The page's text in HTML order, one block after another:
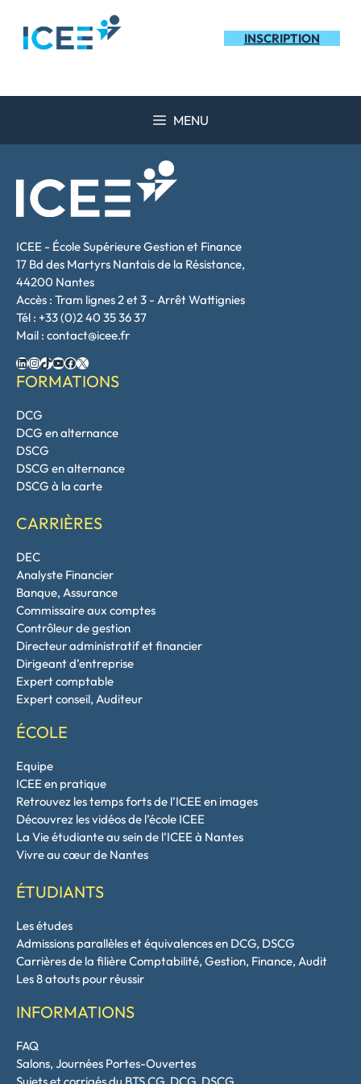
contenu
INSCRIPTION
MENU
ICEE - École Supérieure Gestion et Finance
17 Bd des Martyrs Nantais de la Résistance,
44200 Nantes
Accès : Tram lignes 2 et 3 - Arrêt Wattignies
Tél : +33 (0)2 40 35 36 37
Mail : contact@icee.fr
LinkedIn
Instagram
TikTok
YouTube
Facebook
X
FORMATIONS
DCG
DCG en alternance
DSCG
DSCG en alternance
DSCG à la carte
CARRIÈRES
DEC
Analyste Financier
Banque, Assurance
Commissaire aux comptes
Contrôleur de gestion
Directeur administratif et financier
Dirigeant d’entreprise
Expert comptable
Expert conseil, Auditeur
ÉCOLE
Equipe
ICEE en pratique
Retrouvez les temps forts de l’ICEE en images
Découvrez les vidéos de l’école ICEE
La Vie étudiante au sein de l’ICEE à Nantes
Vivre au cœur de Nantes
ÉTUDIANTS
Les études
Admissions parallèles et équivalences en DCG, DSCG
Carrières de la filière Comptabilité, Gestion, Finance, Audit
Les 8 atouts pour réussir
INFORMATIONS
FAQ
Salons, Journées Portes-Ouvertes